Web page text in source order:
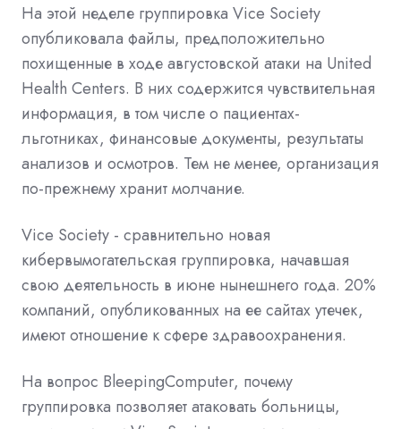
На этой неделе группировка Vice Society
опубликовала файлы, предположительно
похищенные в ходе августовской атаки на United
Health Centers. В них содержится чувствительная
информация, в том числе о пациентах-
льготниках, финансовые документы, результаты
анализов и осмотров. Тем не менее, организация
по-прежнему хранит молчание.
Vice Society - сравнительно новая
кибервымогательская группировка, начавшая
свою деятельность в июне нынешнего года. 20%
компаний, опубликованных на ее сайтах утечек,
имеют отношение к сфере здравоохранения.
На вопрос BleepingComputer, почему
группировка позволяет атаковать больницы,